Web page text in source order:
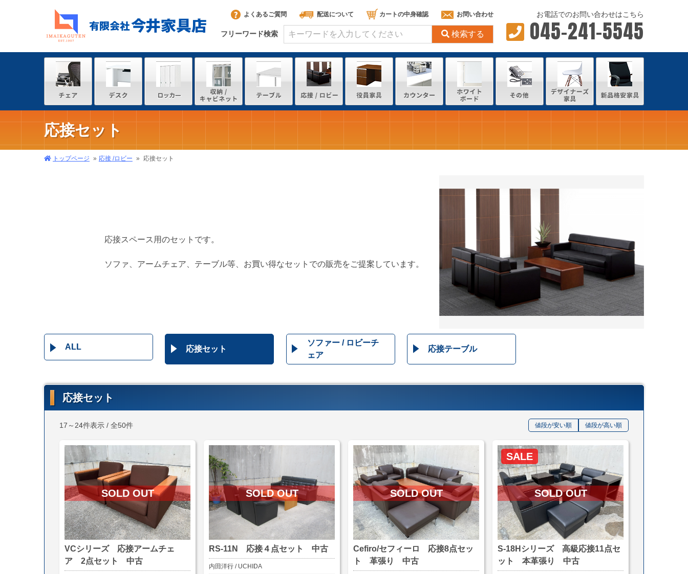
よくあるご質問 配送について カートの中身確認 お問い合わせ
フリーワード検索 検索する
お電話でのお問い合わせはこちら
045-241-5545
応接セット
トップページ 応接 /ロビー 応接セット
応接スペース用のセットです。
ソファ、アームチェア、テーブル等、お買い得なセットでの販売をご提案しています。
ALL 応接セット
ソファー / ロビーチ
ェア
応接テーブル
応接セット
17～24件表示 / 全50件 値段が安い順 値段が高い順
VCシリーズ 応接アームチェ
ア 2点セット 中古
RS-11N 応接４点セット 中古
内田洋行 / UCHIDA
Cefiro/セフィーロ 応接8点セッ
ト 革張り 中古
SALE
S-18Hシリーズ 高級応接11点セ
ット 本革張り 中古